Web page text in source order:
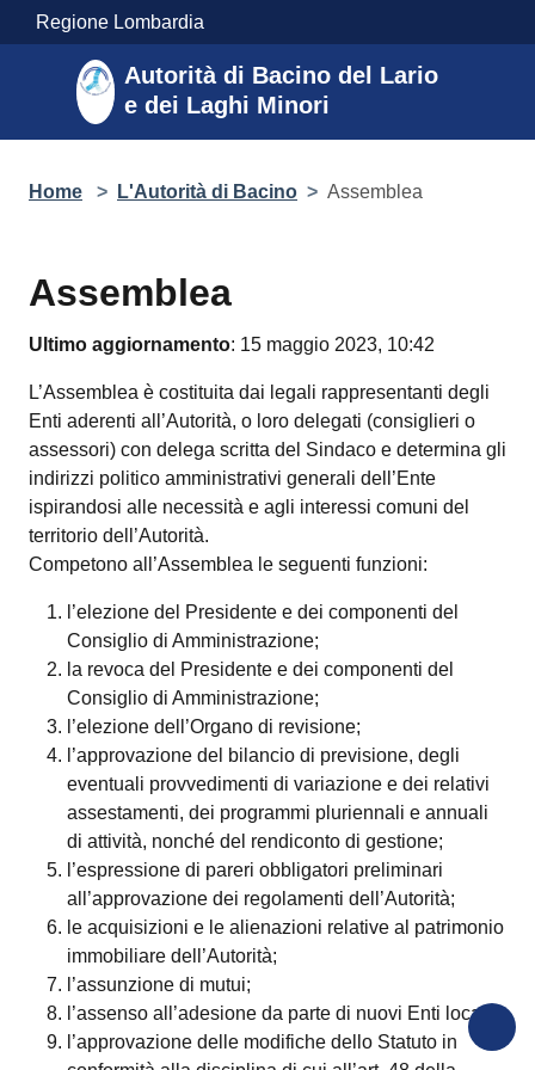
Salta al contenuto principale
Regione Lombardia
Autorità di Bacino del Lario
e dei Laghi Minori
Home > L'Autorità di Bacino > Assemblea
Assemblea
Ultimo aggiornamento: 15 maggio 2023, 10:42
L’Assemblea è costituita dai legali rappresentanti degli
Enti aderenti all’Autorità, o loro delegati (consiglieri o
assessori) con delega scritta del Sindaco e determina gli
indirizzi politico amministrativi generali dell’Ente
ispirandosi alle necessità e agli interessi comuni del
territorio dell’Autorità.
Competono all’Assemblea le seguenti funzioni:
l’elezione del Presidente e dei componenti del
Consiglio di Amministrazione;
la revoca del Presidente e dei componenti del
Consiglio di Amministrazione;
l’elezione dell’Organo di revisione;
l’approvazione del bilancio di previsione, degli
eventuali provvedimenti di variazione e dei relativi
assestamenti, dei programmi pluriennali e annuali
di attività, nonché del rendiconto di gestione;
l’espressione di pareri obbligatori preliminari
all’approvazione dei regolamenti dell’Autorità;
le acquisizioni e le alienazioni relative al patrimonio
immobiliare dell’Autorità;
l’assunzione di mutui;
l’assenso all’adesione da parte di nuovi Enti locali;
l’approvazione delle modifiche dello Statuto in